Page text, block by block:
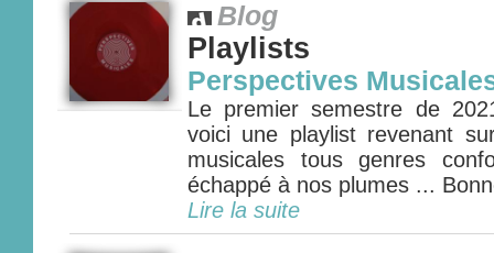
Blog
Playlists
Perspectives
Le premier semestre de
voici une playlist revenant
musicales tous genres
échappé à nos plumes ...
Lire la suite